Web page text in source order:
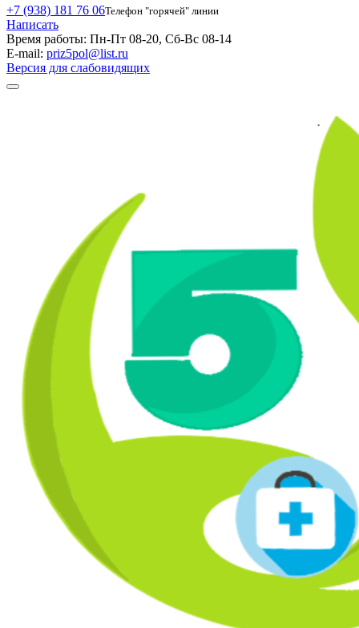
+7 (938) 181 76 06Телефон "горячей" линии
Написать
Время работы: Пн-Пт 08-20, Сб-Вс 08-14
E-mail: priz5pol@list.ru
Версия для слабовидящих